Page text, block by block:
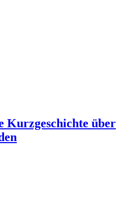
Kurzgeschichte über